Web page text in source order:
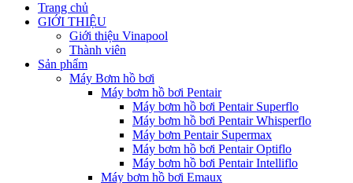
Trang chủ
GIỚI THIỆU
Giới thiệu Vinapool
Thành viên
Sản phẩm
Máy Bơm hồ bơi
Máy bơm hồ bơi Pentair
Máy bơm hồ bơi Pentair Superflo
Máy bơm hồ bơi Pentair Whisperflo
Máy bơm Pentair Supermax
Máy bơm hồ bơi Pentair Optiflo
Máy bơm hồ bơi Pentair Intelliflo
Máy bơm hồ bơi Emaux